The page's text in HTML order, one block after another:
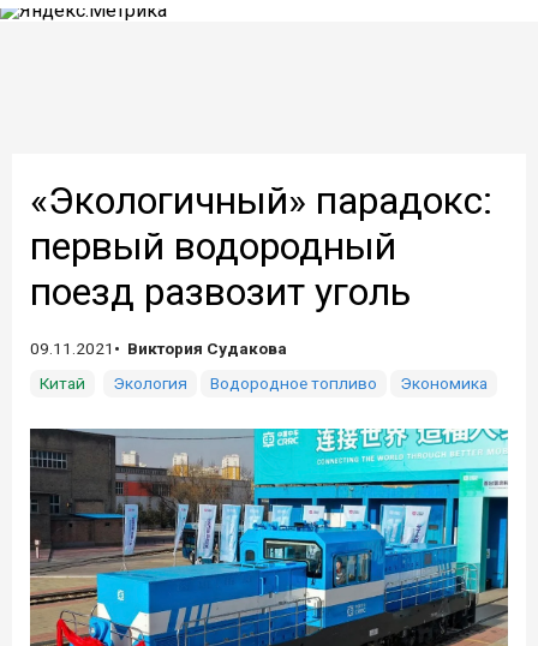
«Экологичный» парадокс:
первый водородный
поезд развозит уголь
09.11.2021
Виктория Судакова
Китай
Экология Водородное топливо Экономика